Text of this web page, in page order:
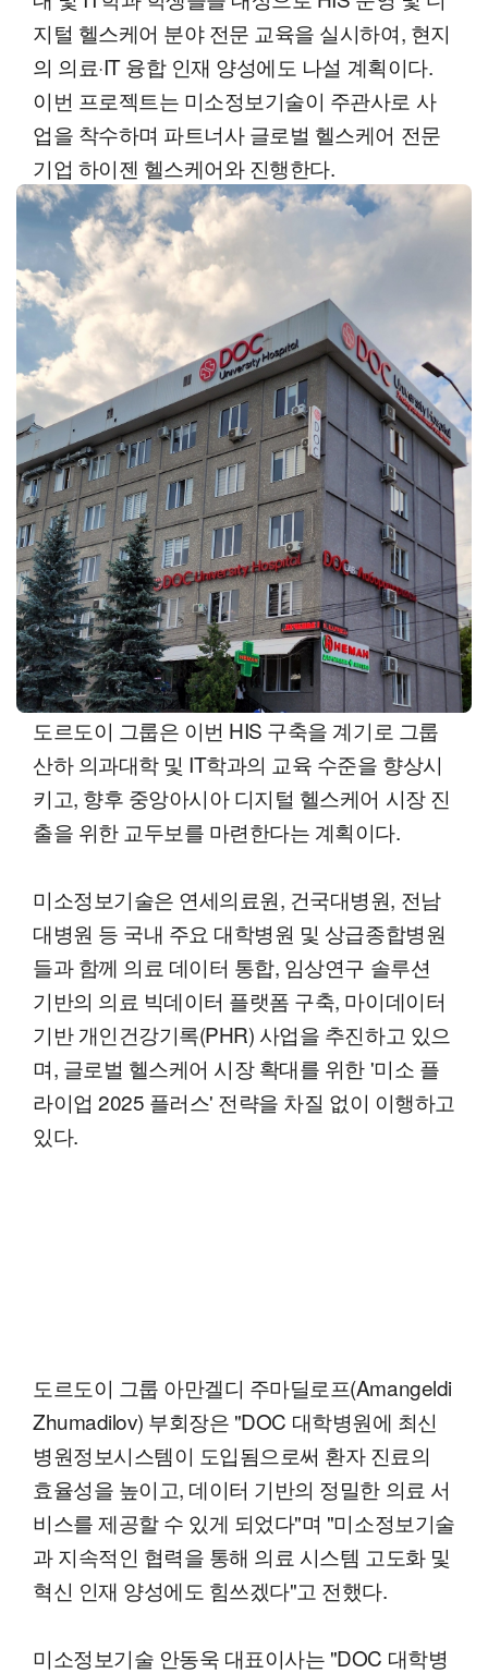
지털 헬스케어 분야 전문 교육을 실시하여, 현지
의 의료·IT 융합 인재 양성에도 나설 계획이다.
이번 프로젝트는 미소정보기술이 주관사로 사
업을 착수하며 파트너사 글로벌 헬스케어 전문
기업 하이젠 헬스케어와 진행한다.
도르도이 그룹은 이번 HIS 구축을 계기로 그룹
산하 의과대학 및 IT학과의 교육 수준을 향상시
키고, 향후 중앙아시아 디지털 헬스케어 시장 진
출을 위한 교두보를 마련한다는 계획이다.
미소정보기술은 연세의료원, 건국대병원, 전남
대병원 등 국내 주요 대학병원 및 상급종합병원
들과 함께 의료 데이터 통합, 임상연구 솔루션
기반의 의료 빅데이터 플랫폼 구축, 마이데이터
기반 개인건강기록(PHR) 사업을 추진하고 있으
며, 글로벌 헬스케어 시장 확대를 위한 '미소 플
라이업 2025 플러스' 전략을 차질 없이 이행하고
있다.
도르도이 그룹 아만겔디 주마딜로프(Amangeldi
Zhumadilov) 부회장은 "DOC 대학병원에 최신
병원정보시스템이 도입됨으로써 환자 진료의
효율성을 높이고, 데이터 기반의 정밀한 의료 서
비스를 제공할 수 있게 되었다"며 "미소정보기술
과 지속적인 협력을 통해 의료 시스템 고도화 및
혁신 인재 양성에도 힘쓰겠다"고 전했다.
미소정보기술 안동욱 대표이사는 "DOC 대학병